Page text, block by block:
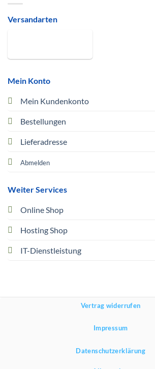
Mein Konto
Mein Kundenkonto
Bestellungen
Lieferadresse
Abmelden
Weiter Services
Online Shop
Hosting Shop
IT-Dienstleistung
Versandarten
Vertrag widerrufen
Impressum
Datenschutzerklärung